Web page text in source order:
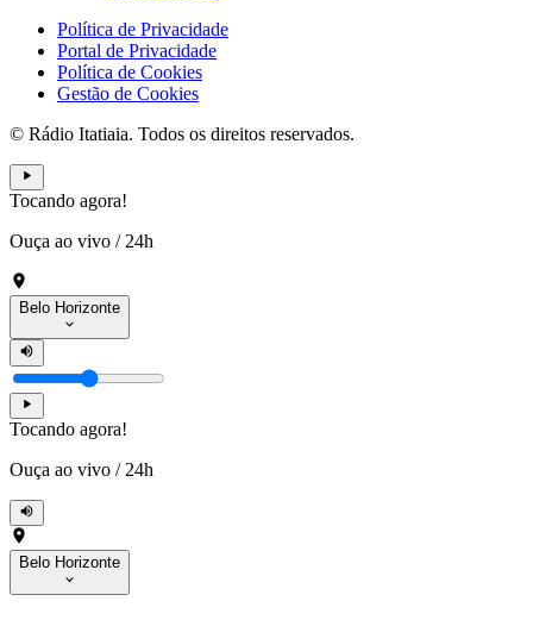
Política de Privacidade
Portal de Privacidade
Política de Cookies
Gestão de Cookies
© Rádio Itatiaia. Todos os direitos reservados.
Tocando agora!
Ouça ao vivo / 24h
Belo Horizonte
Tocando agora!
Ouça ao vivo / 24h
Belo Horizonte